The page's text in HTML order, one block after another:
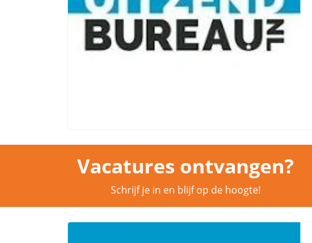
Vacatures ontvangen?
Schrijf je in en blijf op de hoogte!